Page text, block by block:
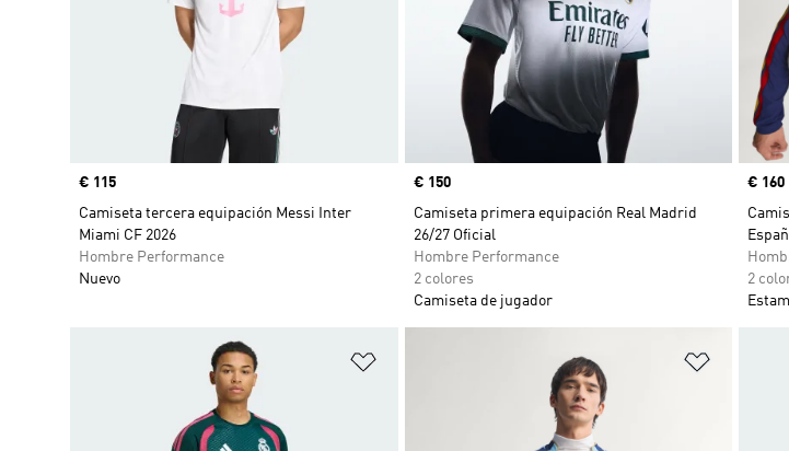
Precio
€ 115
Camiseta tercera equipación Messi Inter
Miami CF 2026
Hombre Performance
Nuevo
Precio
€ 150
Camiseta primera equipación Real Madrid
26/27 Oficial
Hombre Performance
2 colores
Camiseta de jugador
Precio
€ 160
2
Añadir a la lista de deseos Añadir a